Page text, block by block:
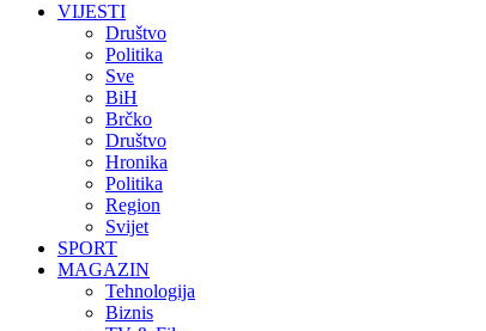
VIJESTI
Društvo
Politika
Sve
BiH
Brčko
Društvo
Hronika
Politika
Region
Svijet
SPORT
MAGAZIN
Tehnologija
Biznis